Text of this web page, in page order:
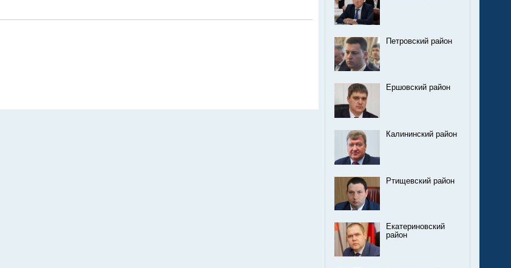
Петровский район
Ершовский район
Калининский район
Ртищевский район
Екатериновский
район